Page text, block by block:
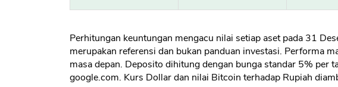
Perhitungan keuntungan mengacu nilai setiap aset pada 31
merupakan referensi dan bukan panduan investasi. Performa
masa depan. Deposito dihitung dengan bunga standar 5% per
google.com. Kurs Dollar dan nilai Bitcoin terhadap Rupiah